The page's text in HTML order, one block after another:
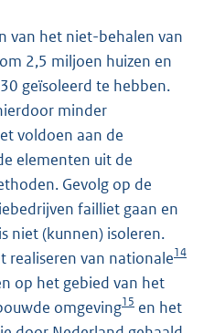
van het niet-behalen van
2,5 miljoen huizen en
geïsoleerd te hebben.
minder
voldoen aan de
elementen uit de
Gevolg op de
failliet gaan en
niet (kunnen) isoleren.
realiseren van nationale14
op het gebied van het
omgeving15 en het